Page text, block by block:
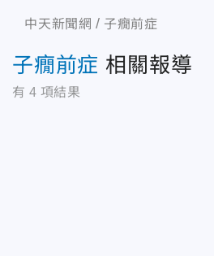
中天新聞網 子癇前症
子癇前症 相關報導
有 4 項結果